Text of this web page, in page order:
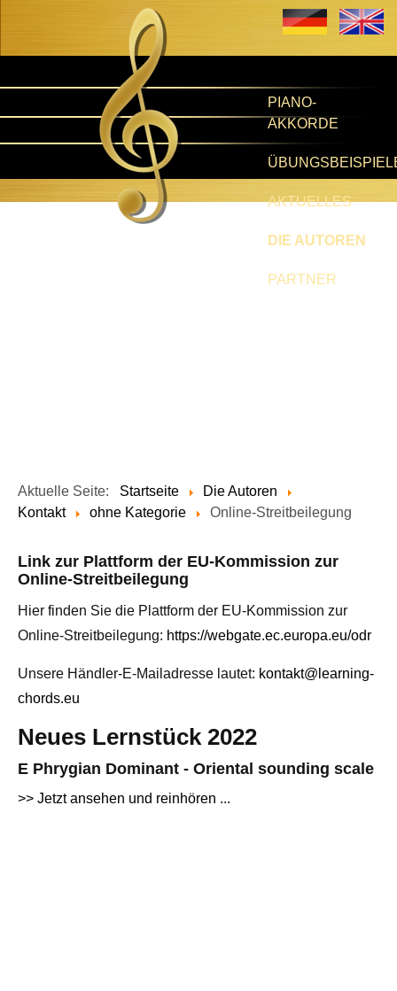
PIANO-
AKKORDE
AKTUELLES
DIE AUTOREN
PARTNER
Aktuelle Seite: Startseite
Die Autoren
Kontakt
ohne Kategorie Online-Streitbeilegung
Link zur Plattform der EU-Kommission zur
Online-Streitbeilegung
Hier finden Sie die Plattform der EU-Kommission zur
Online-Streitbeilegung: https://webgate.ec.europa.eu/odr
Unsere Händler-E-Mailadresse lautet: kontakt@learning-
chords.eu
Neues Lernstück 2022
E Phrygian Dominant - Oriental sounding scale
>> Jetzt ansehen und reinhören ...